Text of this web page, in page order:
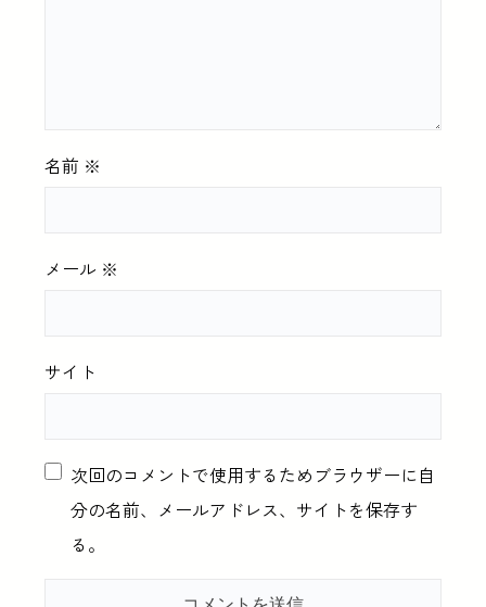
名前 ※
メール ※
サイト
次回のコメントで使用するためブラウザーに自
分の名前、メールアドレス、サイトを保存す
る。